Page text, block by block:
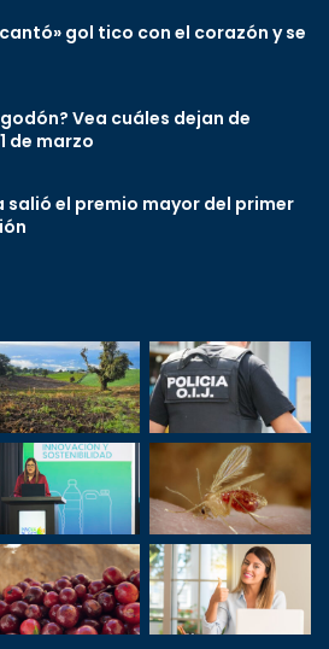
gol tico con el corazón y se
Vea cuáles dejan de
de marzo
salió el premio mayor del primer